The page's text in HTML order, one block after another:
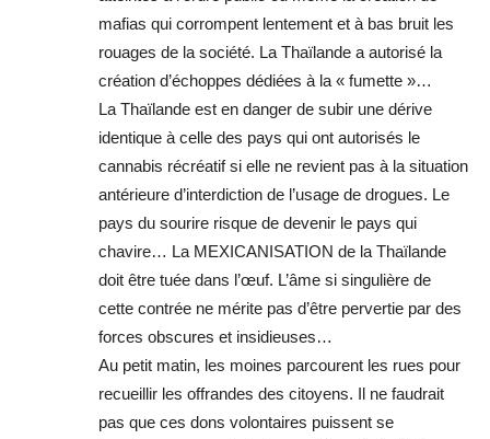
mafias qui corrompent lentement et à bas bruit les
rouages de la société. La Thaïlande a autorisé la
création d’échoppes dédiées à la « fumette »…
La Thaïlande est en danger de subir une dérive
identique à celle des pays qui ont autorisés le
cannabis récréatif si elle ne revient pas à la situation
antérieure d’interdiction de l’usage de drogues. Le
pays du sourire risque de devenir le pays qui
chavire… La MEXICANISATION de la Thaïlande
doit être tuée dans l’œuf. L’âme si singulière de
cette contrée ne mérite pas d’être pervertie par des
forces obscures et insidieuses…
Au petit matin, les moines parcourent les rues pour
recueillir les offrandes des citoyens. Il ne faudrait
pas que ces dons volontaires puissent se